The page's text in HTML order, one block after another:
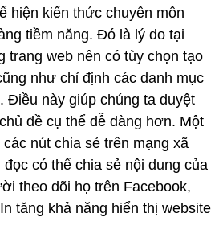
hiện kiến ​​​​thức chuyên môn
tiềm năng. Đó là lý do tại
trang web nên có tùy chọn tạo
như chỉ định các danh mục
Điều này giúp chúng ta duyệt
đề cụ thể dễ dàng hơn. Một
nút chia sẻ trên mạng xã
có thể chia sẻ nội dung của
theo dõi họ trên Facebook,
tăng khả năng hiển thị website